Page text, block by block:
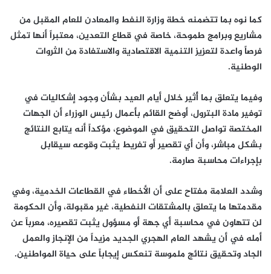
كما نوه بما تتضمنه خطة وزارة النفط والمعادن للعام المقبل من
مشاريع وبرامج طموحة، خاصة في قطاع التعدين، معتبراً أنها تمثل
فرصاً واعدة لتعزيز التنمية الاقتصادية والاستفادة من الثروات
الوطنية.
وفيما يتعلق بما أُثير خلال أيام العيد بشأن وجود إشكاليات في
توفير مادة البترول، أوضح القائم بأعمال رئيس الوزراء أن الجهات
المختصة تواصل التحقيق في الموضوع، مؤكداً أنه يتابع النتائج
بشكل مباشر، وأن أي تقصير أو تفريط يثبت وقوعه سيقابل
بإجراءات محاسبة صارمة.
وشدد العلامة مفتاح على أن الأخطاء في القطاعات الخدمية، وفي
مقدمتها ما يتعلق بالمشتقات النفطية، غير مقبولة، وأن الحكومة
لن تتهاون في محاسبة أي جهة أو مسؤول يثبت تقصيره، معرباً عن
أمله في أن يشهد العام الهجري الجديد مزيداً من الإنجاز والعمل
الجاد وتحقيق نتائج ملموسة تنعكس إيجاباً على حياة المواطنين.